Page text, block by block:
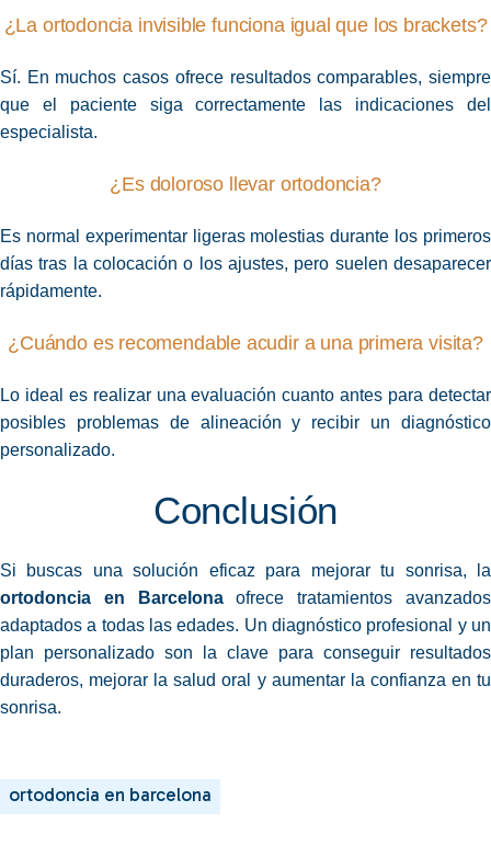
¿La ortodoncia invisible funciona igual que los brackets?
Sí. En muchos casos ofrece resultados comparables, siempre
que el paciente siga correctamente las indicaciones del
especialista.
¿Es doloroso llevar ortodoncia?
Es normal experimentar ligeras molestias durante los primeros
días tras la colocación o los ajustes, pero suelen desaparecer
rápidamente.
¿Cuándo es recomendable acudir a una primera visita?
Lo ideal es realizar una evaluación cuanto antes para detectar
posibles problemas de alineación y recibir un diagnóstico
personalizado.
Conclusión
Si buscas una solución eficaz para mejorar tu sonrisa, la
ortodoncia en Barcelonaofrece tratamientos avanzados
adaptados a todas las edades. Un diagnóstico profesional y un
plan personalizado son la clave para conseguir resultados
duraderos, mejorar la salud oral y aumentar la confianza en tu
sonrisa.
ortodoncia en barcelona